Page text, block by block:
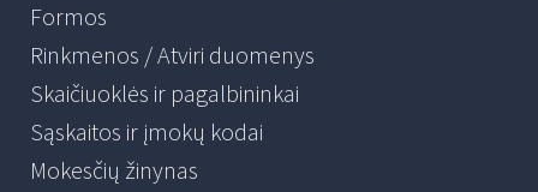
Formos
Rinkmenos / Atviri duomenys
Skaičiuoklės ir pagalbininkai
Sąskaitos ir įmokų kodai
Mokesčių žinynas